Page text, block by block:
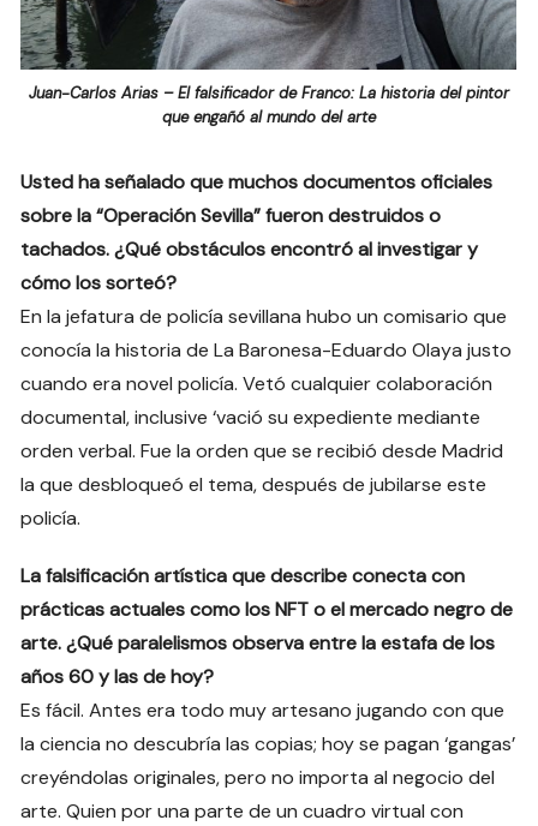
Juan-Carlos Arias – El falsificador de Franco: La historia del pintor
que engañó al mundo del arte
Usted ha señalado que muchos documentos oficiales
sobre la “Operación Sevilla” fueron destruidos o
tachados. ¿Qué obstáculos encontró al investigar y
cómo los sorteó?
En la jefatura de policía sevillana hubo un comisario que
conocía la historia de La Baronesa-Eduardo Olaya justo
cuando era novel policía. Vetó cualquier colaboración
documental, inclusive ‘vació su expediente mediante
orden verbal. Fue la orden que se recibió desde Madrid
la que desbloqueó el tema, después de jubilarse este
policía.
La falsificación artística que describe conecta con
prácticas actuales como los NFT o el mercado negro de
arte. ¿Qué paralelismos observa entre la estafa de los
años 60 y las de hoy?
Es fácil. Antes era todo muy artesano jugando con que
la ciencia no descubría las copias; hoy se pagan ‘gangas’
creyéndolas originales, pero no importa al negocio del
arte. Quien por una parte de un cuadro virtual con